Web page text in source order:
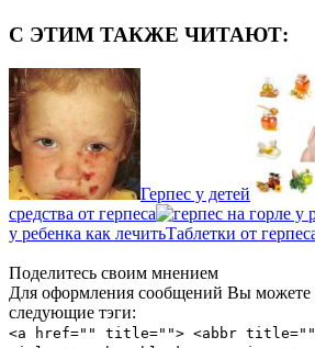
С ЭТИМ ТАКЖЕ ЧИТАЮТ:
Герпес у детей
средства от герпеса
у ребенка как лечитьТаблетки от
Поделитесь своим мнением
Для оформления сообщений Вы можете
следующие тэги:
<a href="" title=""> <abbr title="">